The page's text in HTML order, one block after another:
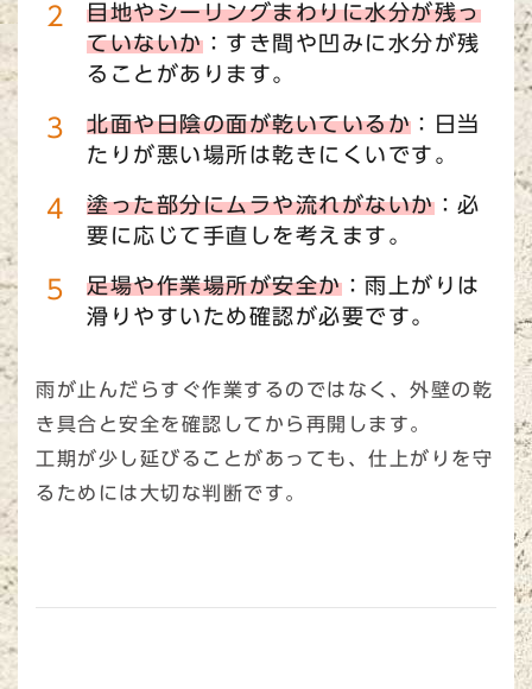
目地やシーリングまわりに水分が残っ
ていないか：すき間や凹みに水分が残
ることがあります。
北面や日陰の面が乾いているか ：日当
たりが悪い場所は乾きにくいです。
塗った部分にムラや流れがないか：必
要に応じて手直しを考えます。
足場や作業場所が安全か：雨上がりは
滑りやすいため確認が必要です。
雨が止んだらすぐ作業するのではなく、外壁の乾
き具合と安全を確認してから再開します。
工期が少し延びることがあっても、仕上がりを守
るためには大切な判断です。